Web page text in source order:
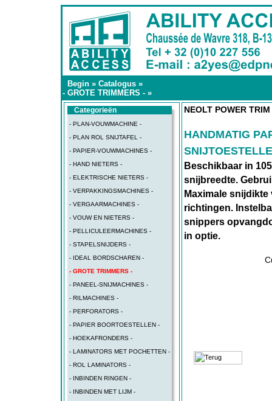
Begin » Catalogus »
- GROTE TRIMMERS - »
Categorieën
- PLAN-VOUWMACHINE -
- PLAN ROL SNIJTAFEL -
- PAPIER-VOUWMACHINES -
- HAND NIETERS -
- ELEKTRISCHE NIETERS -
- VERPAKKINGSMACHINES -
- VERGAARMACHINES -
- VOUW EN NIETERS -
- PELLICULEERMACHINES -
- STAPELSNIJDERS -
- IDEAL BORDSCHAREN -
- GROTE TRIMMERS -
- PANEEL-SNIJMACHINES -
- RILMACHINES -
- PERFORATORS -
- PAPIER BOORTOESTELLEN -
- HOEKAFRONDERS -
- LAMINATORS MET POCHETTEN -
- ROL LAMINATORS -
- INBINDEN RINGEN -
- INBINDEN MET LIJM -
NEOLT POWER
HANDMATIG
Beschikbaar in
snijbreedte.
Maximale snijdikte
richtingen.
snippers
in optie.